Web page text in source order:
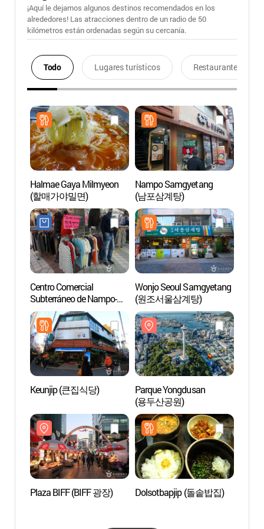
¡Aquí le dejamos algunos destinos recomendados en los
alrededores! Las atracciones dentro de un radio de 50
kilómetros están ordenadas según su cercanía.
Todo Lugares turísticos Restaurantes
Halmae Gaya Milmyeon
(할매가야밀면)
Nampo Samgyetang
(남포삼계탕)
Centro Comercial
Subterráneo de Nampo-
dong (남포동 지하도상가)
Wonjo Seoul Samgyetang
(원조서울삼계탕)
Keunjip (큰집식당)
Parque Yongdusan
(용두산공원)
Plaza BIFF (BIFF 광장) Dolsotbapjip (돌솥밥집)